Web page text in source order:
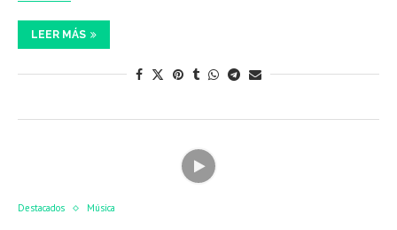
LEER MÁS
Destacados Música